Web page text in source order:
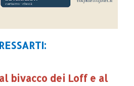
bivacco dei Loff e al